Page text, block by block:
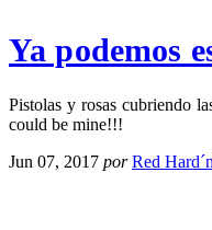
Ya podemos
Pistolas y rosas cubriendo
could be mine!!!
Jun 07, 2017 por Red